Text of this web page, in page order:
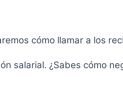
cómo llamar a los
salarial. ¿Sabes cómo